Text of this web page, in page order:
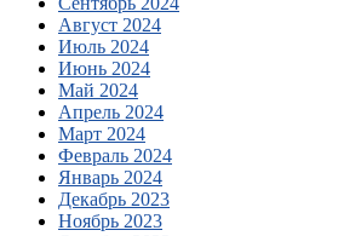
Август 2024
Июль 2024
Июнь 2024
Май 2024
Апрель 2024
Март 2024
Февраль 2024
Январь 2024
Декабрь 2023
Ноябрь 2023